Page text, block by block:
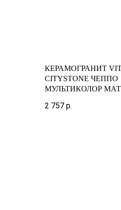
КЕРАМОГРАНИТ
CITYSTONE ЧЕППО
МУЛЬТИКОЛОР
2 757 р.